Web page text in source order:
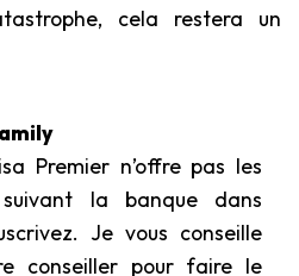
cela restera un
Premier n’offre pas les
la banque dans
Je vous conseille
conseiller pour faire le